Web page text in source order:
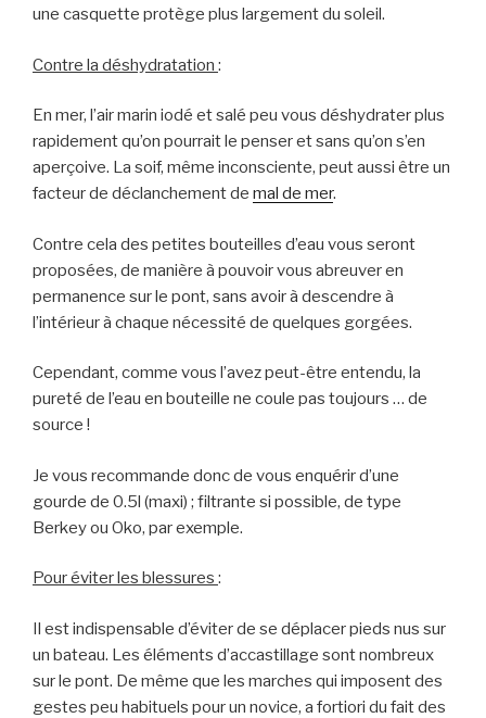
une casquette protège plus largement du soleil.
Contre la déshydratation :
En mer, l’air marin iodé et salé peu vous déshydrater plus
rapidement qu’on pourrait le penser et sans qu’on s’en
aperçoive. La soif, même inconsciente, peut aussi être un
facteur de déclanchement de mal de mer.
Contre cela des petites bouteilles d’eau vous seront
proposées, de manière à pouvoir vous abreuver en
permanence sur le pont, sans avoir à descendre à
l’intérieur à chaque nécessité de quelques gorgées.
Cependant, comme vous l’avez peut-être entendu, la
pureté de l’eau en bouteille ne coule pas toujours … de
source !
Je vous recommande donc de vous enquérir d’une
gourde de 0.5l (maxi) ; filtrante si possible, de type
Berkey ou Oko, par exemple.
Pour éviter les blessures :
Il est indispensable d’éviter de se déplacer pieds nus sur
un bateau. Les éléments d’accastillage sont nombreux
sur le pont. De même que les marches qui imposent des
gestes peu habituels pour un novice, a fortiori du fait des